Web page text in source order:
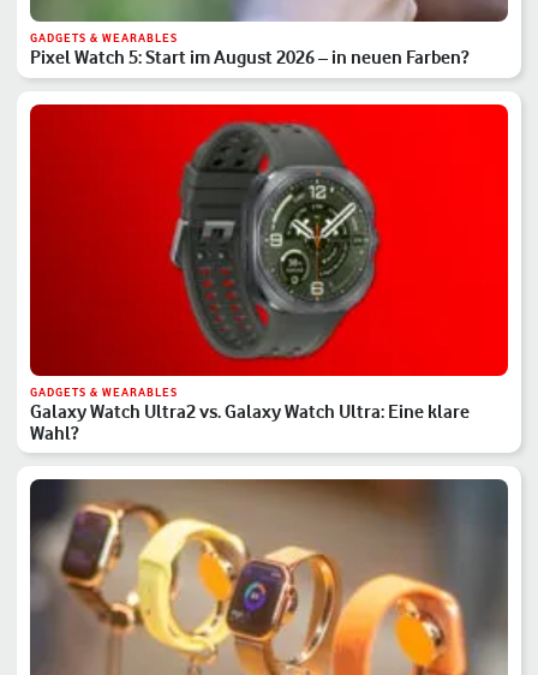
GADGETS & WEARABLES
Pixel Watch 5: Start im August 2026 – in neuen Farben?
GADGETS & WEARABLES
Galaxy Watch Ultra2 vs. Galaxy Watch Ultra: Eine klare
Wahl?